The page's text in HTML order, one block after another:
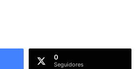
0
Seguidores